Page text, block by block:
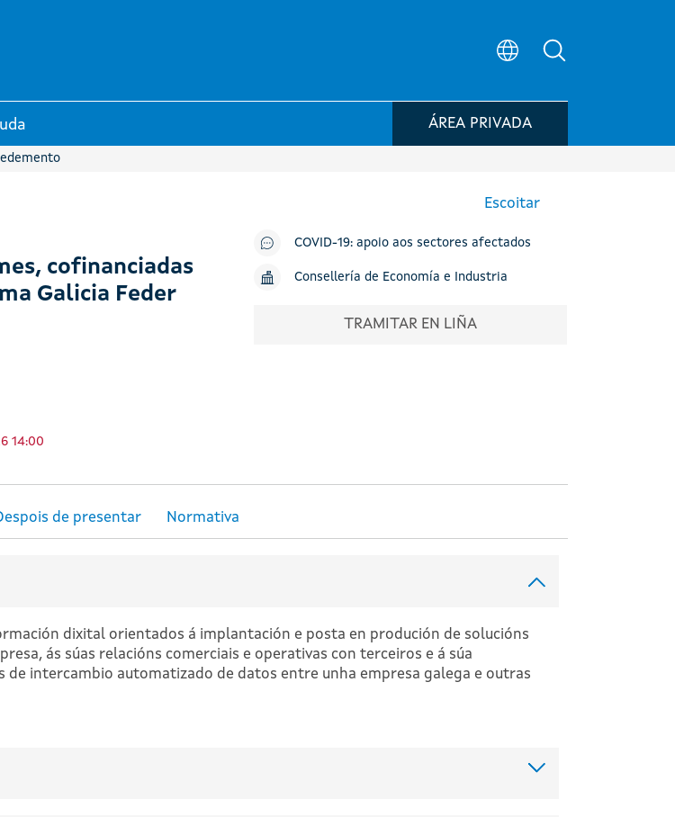
ÁREA PRIVADA
Escoitar
cofinanciadas
Galicia Feder
14:00
COVID-19: apoio aos sectores afectados
Consellería de Economía e Industria
TRAMITAR EN LIÑA
Despois de presentar
dixital orientados á implantación e posta en produción de solucións
ás súas relacións comerciais e operativas con terceiros e á súa
intercambio automatizado de datos entre unha empresa galega e outras